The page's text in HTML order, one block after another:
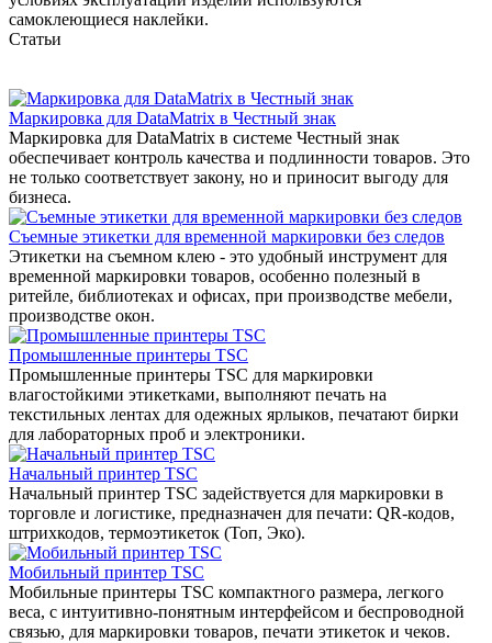
самоклеющиеся наклейки.
Статьи
Маркировка для DataMatrix в Честный знак
Маркировка для DataMatrix в системе Честный знак
обеспечивает контроль качества и подлинности товаров. Это
не только соответствует закону, но и приносит выгоду для
бизнеса.
Съемные этикетки для временной маркировки без следов
Этикетки на съемном клею - это удобный инструмент для
временной маркировки товаров, особенно полезный в
ритейле, библиотеках и офисах, при производстве мебели,
производстве окон.
Промышленные принтеры TSC
Промышленные принтеры TSC для маркировки
влагостойкими этикетками, выполняют печать на
текстильных лентах для одежных ярлыков, печатают бирки
для лабораторных проб и электроники.
Начальный принтер TSC
Начальный принтер TSC задействуется для маркировки в
торговле и логистике, предназначен для печати: QR-кодов,
штрихкодов, термоэтикеток (Топ, Эко).
Мобильный принтер TSC
Мобильные принтеры TSC компактного размера, легкого
веса, с интуитивно-понятным интерфейсом и беспроводной
связью, для маркировки товаров, печати этикеток и чеков.